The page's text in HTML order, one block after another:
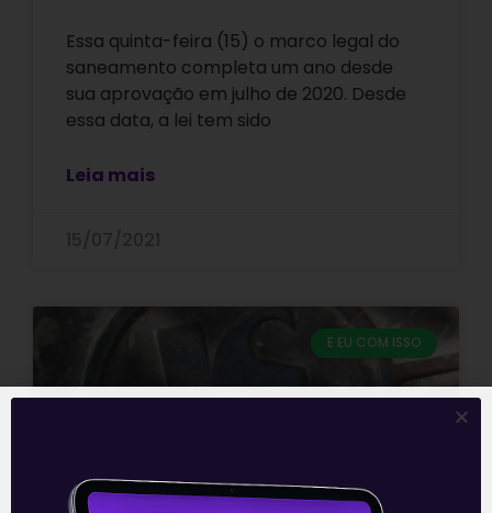
Essa quinta-feira (15) o marco legal do
saneamento completa um ano desde
sua aprovação em julho de 2020. Desde
essa data, a lei tem sido
Leia mais
E EU COM ISSO